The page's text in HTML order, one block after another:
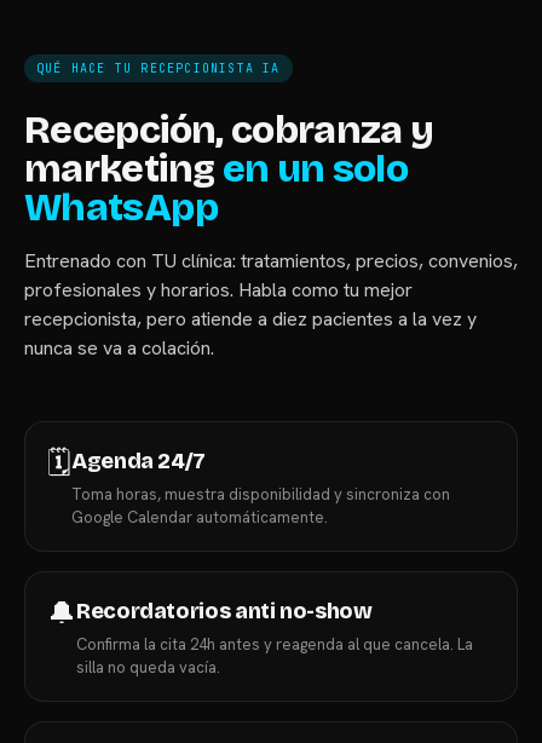
QUÉ HACE TU RECEPCIONISTA IA
Recepción, cobranza y
marketing en un solo
WhatsApp
Entrenado con TU clínica: tratamientos, precios, convenios,
profesionales y horarios. Habla como tu mejor
recepcionista, pero atiende a diez pacientes a la vez y
nunca se va a colación.
🗓️Agenda 24/7
Toma horas, muestra disponibilidad y sincroniza con
Google Calendar automáticamente.
🔔Recordatorios anti no-show
Confirma la cita 24h antes y reagenda al que cancela. La
silla no queda vacía.